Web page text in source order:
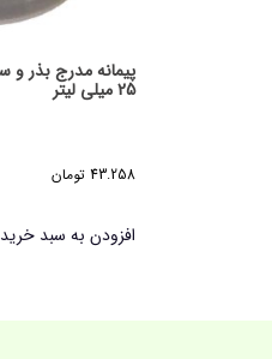
25 میلی لیتر
43.258 تومان
افزودن به سبد خرید